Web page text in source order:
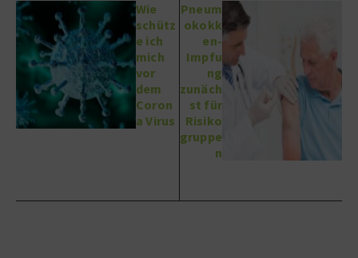
Wie
schütz
e ich
mich
vor
dem
Coron
a Virus
Pneum
okokk
en-
Impfu
ng
zunäch
st für
Risiko
gruppe
n